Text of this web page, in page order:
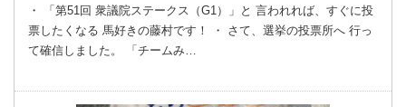
・ 「第51回 衆議院ステークス（G1）」と 言われれば、すぐに投
票したくなる 馬好きの藤村です！ ・ さて、選挙の投票所へ 行っ
て確信しました。 「チームみ…